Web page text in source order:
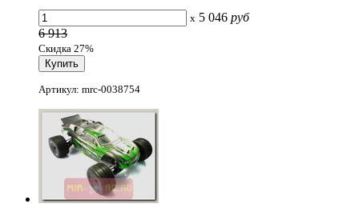
x 5 046 руб
6 913
Скидка 27%
Артикул: mrc-0038754